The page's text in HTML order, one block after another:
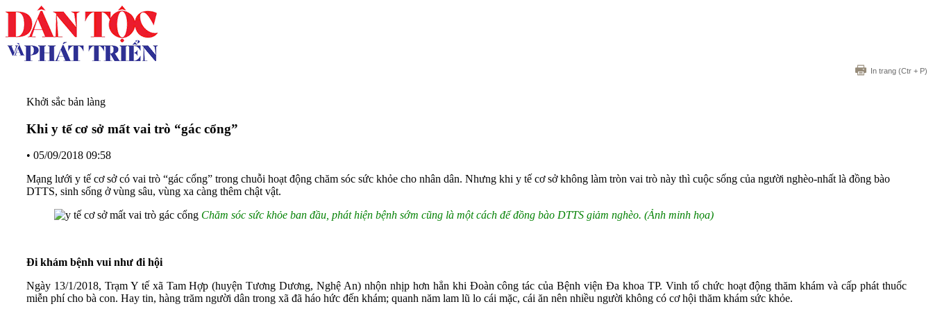
In trang (Ctr + P)
Khởi sắc bản làng
Khi y tế cơ sở mất vai trò “gác cổng”
• 05/09/2018 09:58
Mạng lưới y tế cơ sở có vai trò “gác cổng” trong chuỗi hoạt động chăm sóc sức khỏe cho nhân dân. Nhưng khi y tế cơ sở không làm tròn vai trò này thì cuộc sống của người nghèo-nhất là đồng bào
DTTS, sinh sống ở vùng sâu, vùng xa càng thêm chật vật.
Chăm sóc sức khỏe ban đầu, phát hiện bệnh sớm cũng là một cách để đồng bào DTTS giảm nghèo. (Ảnh minh họa)
Đi khám bệnh vui như đi hội
Ngày 13/1/2018, Trạm Y tế xã Tam Hợp (huyện Tương Dương, Nghệ An) nhộn nhịp hơn hẳn khi Đoàn công tác của Bệnh viện Đa khoa TP. Vinh tổ chức hoạt động thăm khám và cấp phát thuốc
miễn phí cho bà con. Hay tin, hàng trăm người dân trong xã đã háo hức đến khám; quanh năm lam lũ lo cái mặc, cái ăn nên nhiều người không có cơ hội thăm khám sức khỏe.